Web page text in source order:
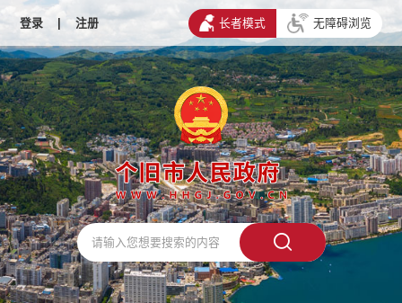
登录 | 注册 长者模式 无障碍浏览